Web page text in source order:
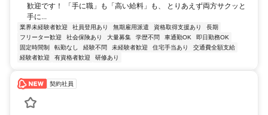
歓迎です！ 「手に職」も「高い給料」も、 とりあえず両方サクッと
手に...
業界未経験者歓迎 社員登用あり 無期雇用派遣 資格取得支援あり
長期
フリーター歓迎
社会保険あり 大量募集 学歴不問 車通勤OK
即日勤務OK
固定時間制
転勤なし 経験不問 未経験者歓迎 住宅手当あり
交通費全額支給
経験者歓迎
有資格者歓迎 研修あり
契約社員